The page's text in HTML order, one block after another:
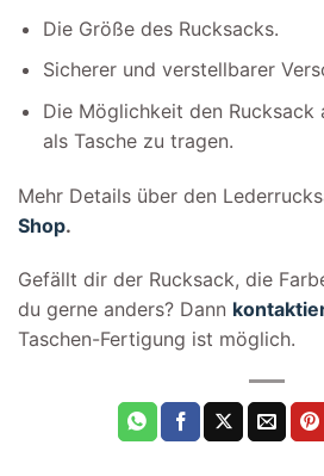
Die Größe des Rucksacks.
Sicherer und verstellbarer
Die Möglichkeit den Rucksack
als Tasche zu tragen.
Mehr Details über den
Shop.
Gefällt dir der Rucksack, die
du gerne anders? Dann
Taschen-Fertigung ist möglich.